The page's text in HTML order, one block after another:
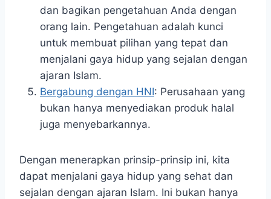
dan bagikan pengetahuan Anda dengan
orang lain. Pengetahuan adalah kunci
untuk membuat pilihan yang tepat dan
menjalani gaya hidup yang sejalan dengan
ajaran Islam.
Bergabung dengan HNI: Perusahaan yang
bukan hanya menyediakan produk halal
juga menyebarkannya.
Dengan menerapkan prinsip-prinsip ini, kita
dapat menjalani gaya hidup yang sehat dan
sejalan dengan ajaran Islam. Ini bukan hanya